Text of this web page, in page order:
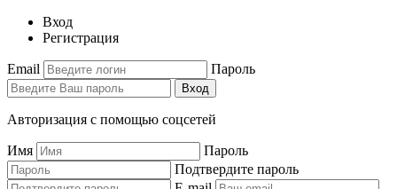
Вход
Регистрация
Email Пароль
Вход
Авторизация с помощью соцсетей
Имя
Пароль
Подтвердите пароль